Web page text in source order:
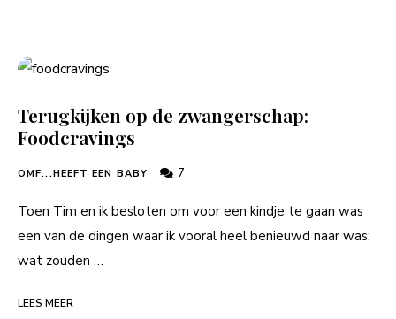
Terugkijken op de zwangerschap:
Foodcravings
OMF...HEEFT EEN BABY 7
Toen Tim en ik besloten om voor een kindje te gaan was
een van de dingen waar ik vooral heel benieuwd naar was:
wat zouden …
LEES MEER